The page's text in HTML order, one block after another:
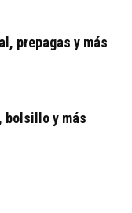
prepagas y más
bolsillo y más